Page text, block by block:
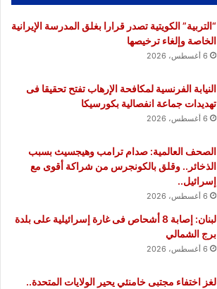
“التربية” الكويتية تصدر قرارا بغلق المدرسة الإيرانية
الخاصة وإلغاء ترخيصها
6 أغسطس، 2026
النيابة الفرنسية لمكافحة الإرهاب تفتح تحقيقا فى
تهديدات جماعة انفصالية بكورسيكا
6 أغسطس، 2026
الصحف العالمية: صدام ترامب وهيجسيث بسبب
الذخائر.. وقلق بالكونجرس من شراكة أقوى مع
إسرائيل..
6 أغسطس، 2026
لبنان: إصابة 8 أشحاص فى غارة إسرائيلية على بلدة
برج الشمالي
6 أغسطس، 2026
لغز اختفاء مجتبى خامنئي يحير الولايات المتحدة..